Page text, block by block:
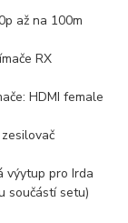
až na 100m
RX
HDMI female
výytup pro Irda
součástí setu)